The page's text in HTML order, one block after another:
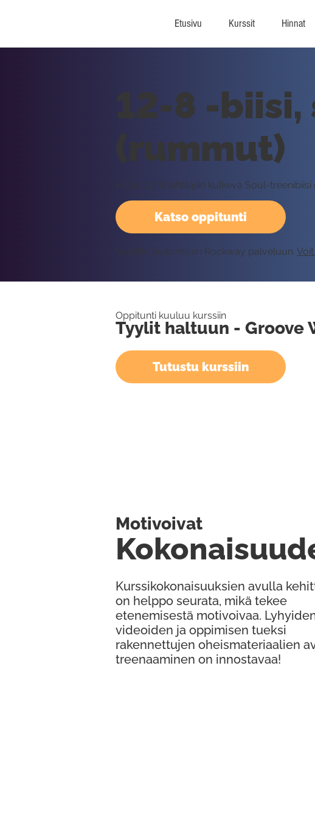
Etusivu Kurssit Hinnat
Katso oppitunti
12-8 -
(rummut)
Hidas 12/8 tahtilajiin kulkeva Soul-
Vaatii kirjautumisen Rockway palveluun.
Oppitunti kuuluu kurssiin
Tyylit haltuun - Groove
Tutustu kurssiin
Kurssikokonaisuuksien avulla
on helppo seurata, mikä tekee
etenemisestä motivoivaa.
videoiden ja oppimisen tueksi
rakennettujen oheismateriaalien
treenaaminen on innostavaa!
Motivoivat